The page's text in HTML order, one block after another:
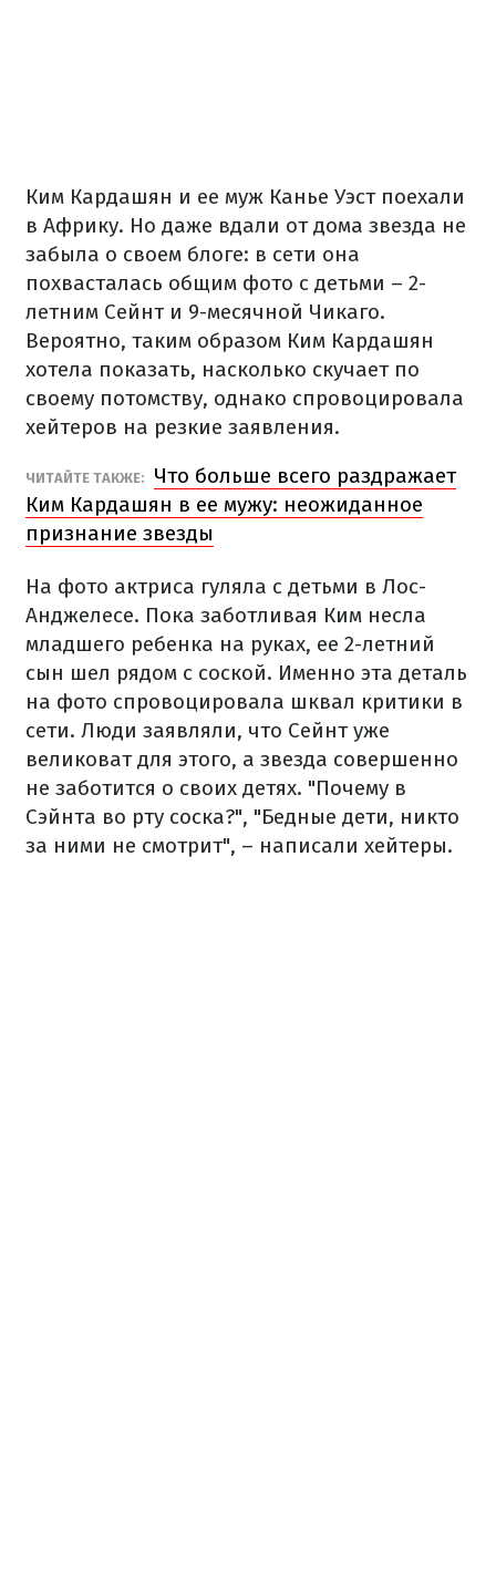
Ким Кардашян и ее муж Канье Уэст поехали
в Африку. Но даже вдали от дома звезда не
забыла о своем блоге: в сети она
похвасталась общим фото с детьми – 2-
летним Сейнт и 9-месячной Чикаго.
Вероятно, таким образом Ким Кардашян
хотела показать, насколько скучает по
своему потомству, однако спровоцировала
хейтеров на резкие заявления.
ЧИТАЙТЕ ТАКЖЕ:
Что больше всего раздражает
Ким Кардашян в ее мужу: неожиданное
признание звезды
На фото актриса гуляла с детьми в Лос-
Анджелесе. Пока заботливая Ким несла
младшего ребенка на руках, ее 2-летний
сын шел рядом с соской. Именно эта деталь
на фото спровоцировала шквал критики в
сети. Люди заявляли, что Сейнт уже
великоват для этого, а звезда совершенно
не заботится о своих детях. "Почему в
Сэйнта во рту соска?", "Бедные дети, никто
за ними не смотрит", – написали хейтеры.